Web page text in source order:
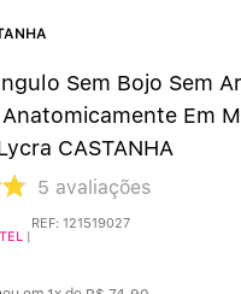
Sem Bojo Sem
Em
CASTANHA
5 avaliações
|
REF: 121519027
Sutiãs
Calcinhas
Sutiã Bojo
Conjunto